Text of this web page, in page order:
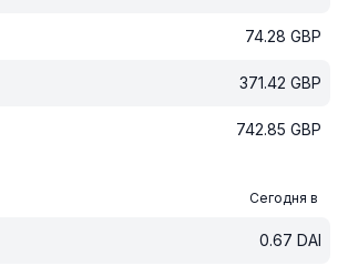
74.28 GBP
371.42 GBP
742.85 GBP
Сегодня в
0.67 DAI